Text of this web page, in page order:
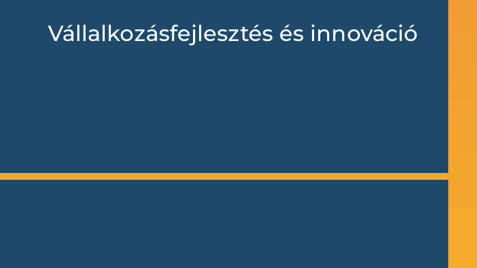
Vállalkozásfejlesztés és innováció